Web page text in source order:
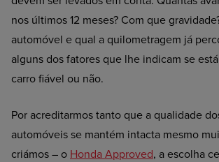
nos últimos 12 meses? Com que
automóvel e qual a quilometragem já
alguns dos fatores que lhe indicam se
carro fiável ou não.
Por acreditarmos tanto que a qualidade
automóveis se mantém intacta mesmo
criámos – o Honda Approved, a escolha